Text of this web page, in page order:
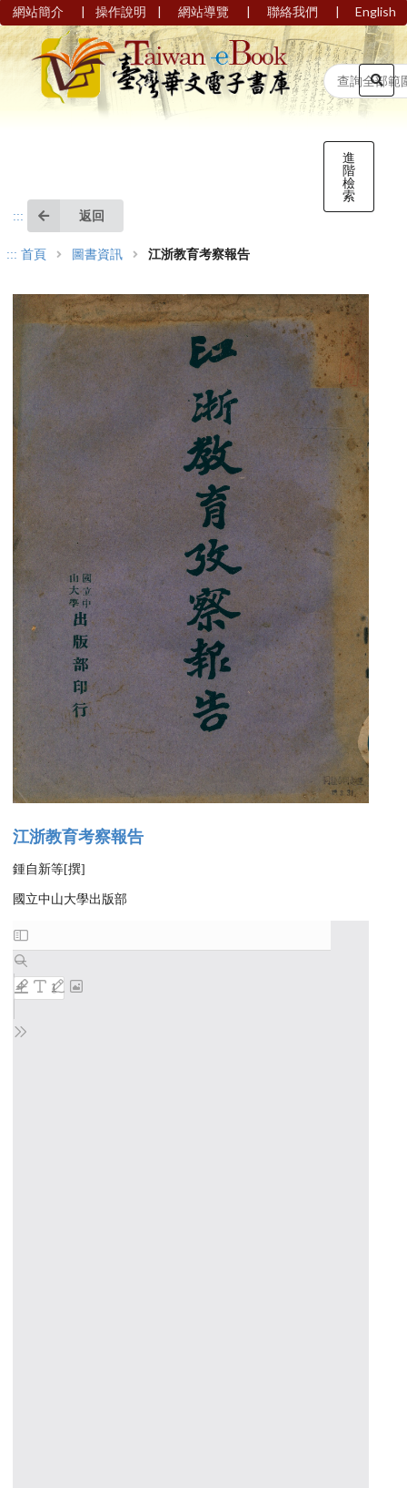
網站簡介 | 操作說明 | 網站導覽 | 聯絡我們 | English
進
階
檢
索
::: 返回
::: 首頁 圖書資訊 江浙教育考察報告
江浙教育考察報告
鍾自新等[撰]
國立中山大學出版部